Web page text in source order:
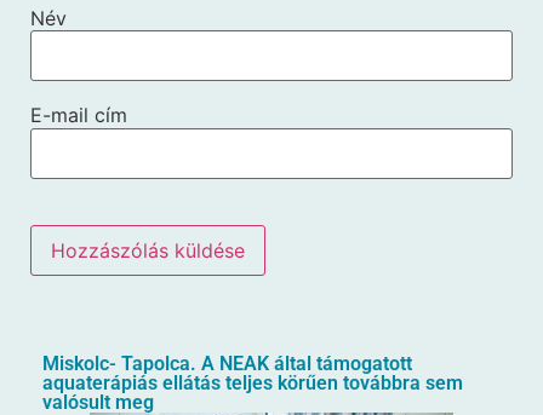
Név
E-mail cím
Miskolc- Tapolca. A NEAK által támogatott
aquaterápiás ellátás teljes körűen továbbra sem
valósult meg